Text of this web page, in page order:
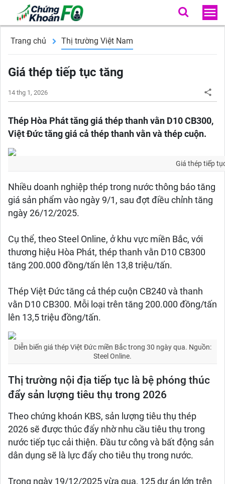
Trang chủ Thị trường Việt Nam
Giá thép tiếp tục tăng
14 thg 1, 2026
Thép Hòa Phát tăng giá thép thanh vằn D10 CB300,
Việt Đức tăng giá cả thép thanh vằn và thép cuộn.
Giá thép tiếp
Nhiều doanh nghiệp thép trong nước thông báo tăng
giá sản phẩm vào ngày 9/1, sau đợt điều chỉnh tăng
ngày 26/12/2025.
Cụ thể, theo Steel Online, ở khu vực miền Bắc, với
thương hiệu Hòa Phát, thép thanh vằn D10 CB300
tăng 200.000 đồng/tấn lên 13,8 triệu/tấn.
Thép Việt Đức tăng cả thép cuộn CB240 và thanh
vằn D10 CB300. Mỗi loại trên tăng 200.000 đồng/tấn
lên 13,5 triệu đồng/tấn.
Diễn biến giá thép Việt Đức miền Bắc trong 30 ngày qua. Nguồn:
Steel Online.
Thị trường nội địa tiếp tục là bệ phóng thúc
đẩy sản lượng tiêu thụ trong 2026
Theo chứng khoán KBS, sản lượng tiêu thụ thép
2026 sẽ được thúc đẩy nhờ nhu cầu tiêu thụ trong
nước tiếp tục cải thiện. Đầu tư công và bất động sản
dân dụng sẽ là lực đẩy cho tiêu thụ trong nước.
Trong ngày 19/12/2025 vừa qua, 125 dự án lớn trên